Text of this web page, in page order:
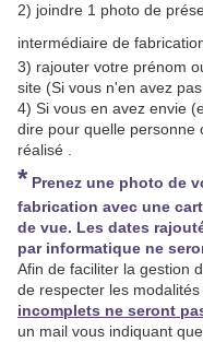
2) joindre 1 photo de
intermédiaire de
3) rajouter votre prénom
site (Si vous n'en avez
4) Si vous en avez envie
dire pour quelle personne
réalisé .
* Prenez une photo de
fabrication avec une
de vue. Les dates
par informatique ne
Afin de faciliter la gestion
de respecter les
incomplets ne seront
un mail vous indiquant